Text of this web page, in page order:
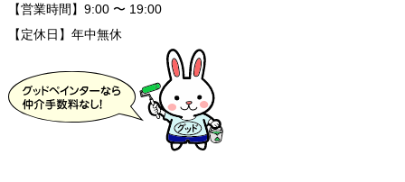
【営業時間】9:00 〜 19:00
【定休日】年中無休